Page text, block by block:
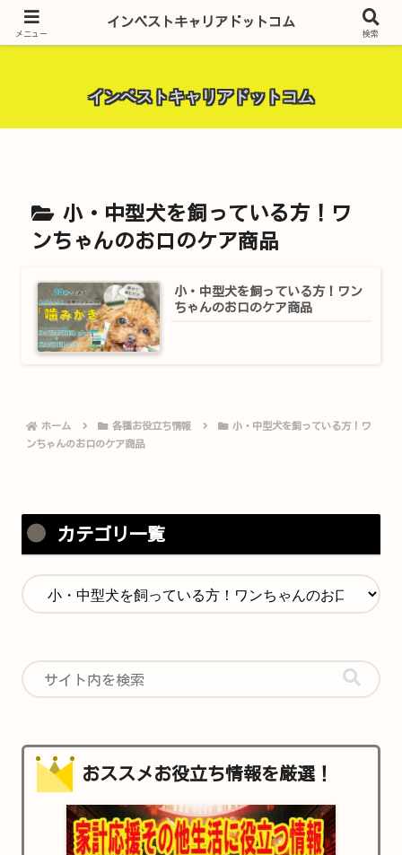
昨今話題の投資全般・金融関連全般・ＦＸトレード全般・生活に役立つ情報・
インベストキャリアドットコム
小・中型犬を飼っている方！ワ
ンちゃんのお口のケア商品
小・中型犬を飼っている方！ワン
ちゃんのお口のケア商品
ホーム 各種お役立ち情報
小・中型犬を飼っている方！ワ
ンちゃんのお口のケア商品
カテゴリ一覧
おススメお役立ち情報を厳選！
メニュー
インベストキャリアドットコム
検索